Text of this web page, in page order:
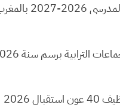
2027 بالمغرب
الترابية برسم سنة 2026
2026